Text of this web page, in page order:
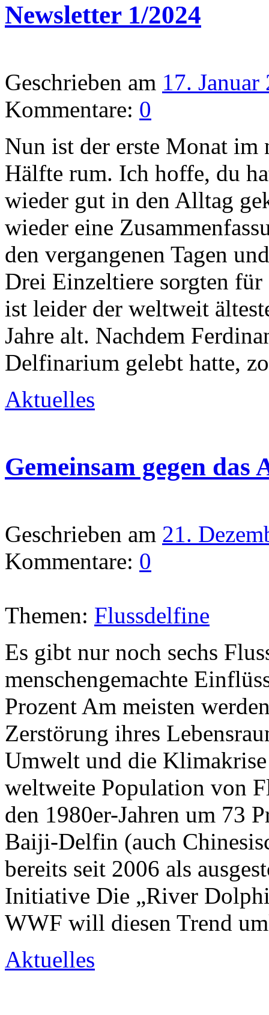
Newsletter 1/2024
Geschrieben am 17. Januar
Kommentare: 0
Nun ist der erste Monat im
Hälfte rum. Ich hoffe, du
wieder gut in den Alltag
wieder eine
den vergangenen Tagen
Drei Einzeltiere sorgten
ist leider der weltweit
Jahre alt. Nachdem
Delfinarium gelebt hatte,
Aktuelles
Gemeinsam gegen das
Geschrieben am 21.
Kommentare: 0
Themen: Flussdelfine
Es gibt nur noch sechs
menschengemachte
Prozent Am meisten
Zerstörung ihres
Umwelt und die
weltweite Population von
den 1980er-Jahren um 73
Baiji-Delfin (auch
bereits seit 2006 als
Initiative Die „River
WWF will diesen Trend
Aktuelles